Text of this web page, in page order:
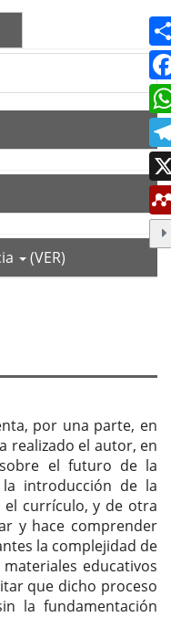
(VER)
por una parte, en
realizado el autor, en
el futuro de la
introducción de la
currículo, y de otra
y hace comprender
la complejidad de
educativos
que dicho proceso
la fundamentación